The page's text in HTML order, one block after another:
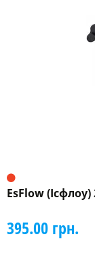
EsFlow (Ісфлоу)
395.00 грн.